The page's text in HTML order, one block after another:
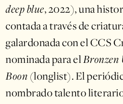
deep blue, 2022), una
contada a través de
galardonada con el CCS
nominada para elBronzen
Boon (longlist). El
nombrado talento